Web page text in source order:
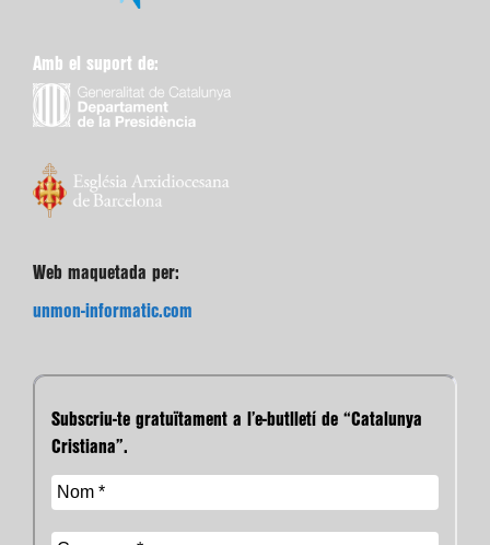
Amb el suport de:
Web maquetada per:
unmon-informatic.com
Subscriu-te gratuïtament a l’e-butlletí de “Catalunya
Cristiana”.